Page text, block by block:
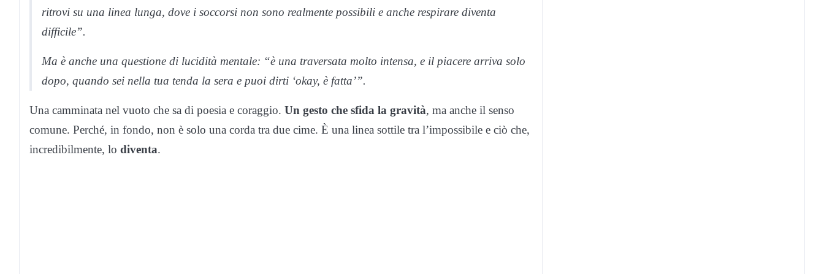
ritrovi su una linea lunga, dove i soccorsi non sono realmente possibili e anche respirare diventa
difficile”.
Ma è anche una questione di lucidità mentale: “è una traversata molto intensa, e il piacere arriva solo
dopo, quando sei nella tua tenda la sera e puoi dirti ‘okay, è fatta’”.
Una camminata nel vuoto che sa di poesia e coraggio. Un gesto che sfida la gravità, ma anche il senso
comune. Perché, in fondo, non è solo una corda tra due cime. È una linea sottile tra l’impossibile e ciò che,
incredibilmente, lo diventa.